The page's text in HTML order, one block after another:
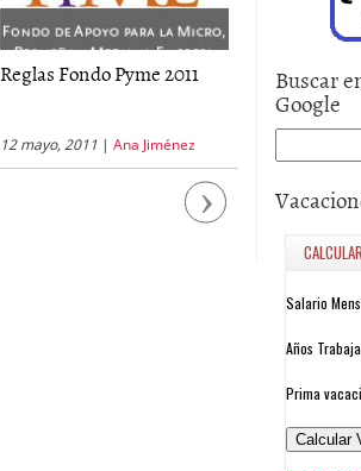
Reglas Fondo Pyme 2011
12 mayo, 2011 | Ana Jiménez
Pymes
Next
Buscar
Google